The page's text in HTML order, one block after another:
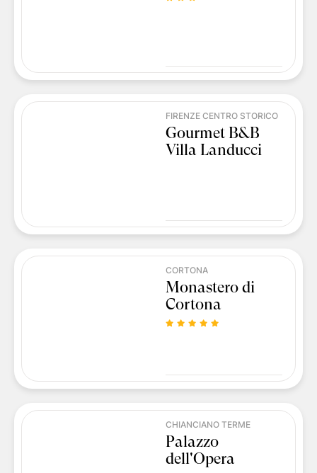
FIRENZE CENTRO STORICO
Gourmet B&B
Villa Landucci
CORTONA
Monastero di
Cortona
CHIANCIANO TERME
Palazzo
dell'Opera